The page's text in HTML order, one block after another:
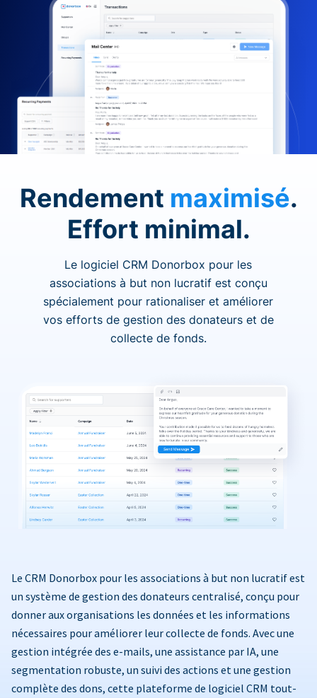
Rendement maximisé.
Effort minimal.
Le logiciel CRM Donorbox pour les
associations à but non lucratif est conçu
spécialement pour rationaliser et améliorer
vos efforts de gestion des donateurs et de
collecte de fonds.
Le CRM Donorbox pour les associations à but non lucratif est
un système de gestion des donateurs centralisé, conçu pour
donner aux organisations les données et les informations
nécessaires pour améliorer leur collecte de fonds. Avec une
gestion intégrée des e-mails, une assistance par IA, une
segmentation robuste, un suivi des actions et une gestion
complète des dons, cette plateforme de logiciel CRM tout-